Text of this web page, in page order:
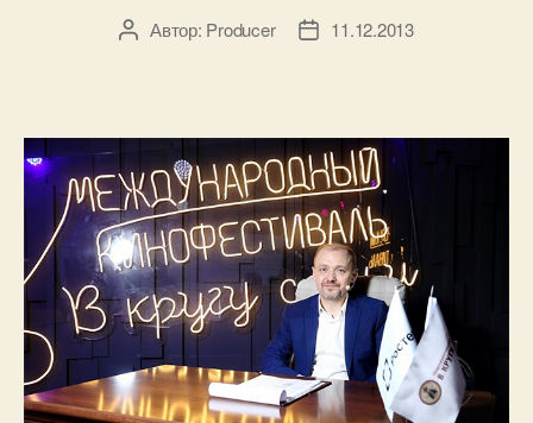
АвторАвтор: Producer
Дата11.12.2013